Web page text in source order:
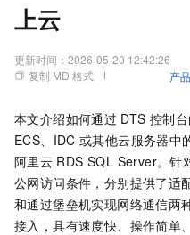
上云
更新时间： 2026-05-20 12:42:26
复制 MD 格式
产
本文介绍如何通过 DTS 控制
ECS、IDC 或其他云服务器中
阿里云 RDS SQL Server。针
公网访问条件，分别提供了适
和通过堡垒机实现网络通信两
接入，具有速度快、操作简单